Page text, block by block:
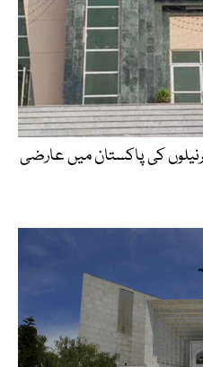
افغان جرنیلوں کی پاکستان میں عارضی